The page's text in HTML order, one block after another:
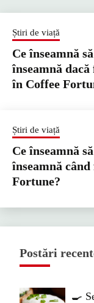
Știri de viață
Ce înseamnă
înseamnă
în Coffee
Știri de viață
Ce înseamnă
înseamnă
Fortune?
Postări
🍳